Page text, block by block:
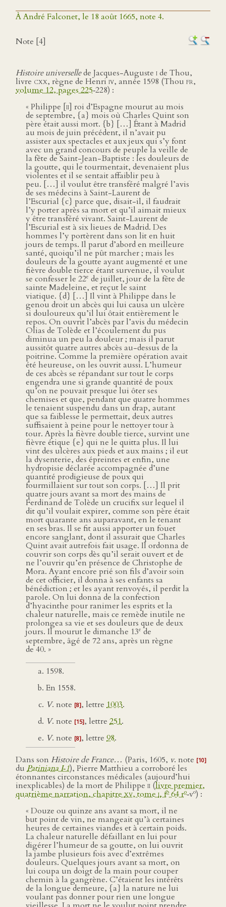
À André Falconet, le 18 août 1665, note 4.
Note [4]
Histoire universellede Jacques-Auguste ide Thou,
livre cxx, règne de Henriiv, année 1598 (Thou fr,
volume 12, pages 225‑228) :
« Philippe [ii] roi d’Espagne mourut au mois
de septembre, {a} mois où Charles Quint son
père était aussi mort. {b} […] Étant à Madrid
au mois de juin précédent, il n’avait pu
assister aux spectacles et aux jeux qui s’y font
avec un grand concours de peuple la veille de
la fête de Saint-Jean-Baptiste : les douleurs de
la goutte, qui le tourmentait, devenaient plus
violentes et il se sentait affaiblir peu à
peu. […] il voulut être transféré malgré l’avis
de ses médecins à Saint-Laurent de
l’Escurial {c} parce que, disait-il, il faudrait
l’y porter après sa mort et qu’il aimait mieux
y être transféré vivant. Saint-Laurent de
l’Escurial est à six lieues de Madrid. Des
hommes l’y portèrent dans son lit en huit
jours de temps. Il parut d’abord en meilleure
santé, quoiqu’il ne pût marcher ; mais les
douleurs de la goutte ayant augmenté et une
fièvre double tierce étant survenue, il voulut
se confesser le 22e de juillet, jour de la fête de
sainte Madeleine, et reçut le saint
viatique. {d} […] Il vint à Philippe dans le
genou droit un abcès qui lui causa un ulcère
si douloureux qu’il lui ôtait entièrement le
repos. On ouvrit l’abcès par l’avis du médecin
Olias de Tolède et l’écoulement du pus
diminua un peu la douleur ; mais il parut
aussitôt quatre autres abcès au-dessus de la
poitrine. Comme la première opération avait
été heureuse, on les ouvrit aussi. L’humeur
de ces abcès se répandant sur tout le corps
engendra une si grande quantité de poux
qu’on ne pouvait presque lui ôter ses
chemises et que, pendant que quatre hommes
le tenaient suspendu dans un drap, autant
que sa faiblesse le permettait, deux autres
suffisaient à peine pour le nettoyer tour à
tour. Après la fièvre double tierce, survint une
fièvre étique {e} qui ne le quitta plus. Il lui
vint des ulcères aux pieds et aux mains ; il eut
la dysenterie, des épreintes et enfin, une
hydropisie déclarée accompagnée d’une
quantité prodigieuse de poux qui
fourmillaient sur tout son corps. […] Il prit
quatre jours avant sa mort des mains de
Ferdinand de Tolède un crucifix sur lequel il
dit qu’il voulait expirer, comme son père était
mort quarante ans auparavant, en le tenant
en ses bras. Il se fit aussi apporter un fouet
encore sanglant, dont il assurait que Charles
Quint avait autrefois fait usage. Il ordonna de
couvrir son corps dès qu’il serait ouvert et de
ne l’ouvrir qu’en présence de Christophe de
Mora. Ayant encore prié son fils d’avoir soin
de cet officier, il donna à ses enfants sa
bénédiction ; et les ayant renvoyés, il perdit la
parole. On lui donna de la confection
d’hyacinthe pour ranimer les esprits et la
chaleur naturelle, mais ce remède inutile ne
prolongea sa vie et ses douleurs que de deux
jours. Il mourut le dimanche 13e de
septembre, âgé de 72 ans, après un règne
de 40. »
1598.
En 1558.
V. note [8], lettre 1003.
V. note [15], lettre 251.
V. note [8], lettre 98.
Dans son Histoire de France… (Paris, 1605, v. note [10]
du Patiniana I‑1), Pierre Matthieu a corroboré les
étonnantes circonstances médicales (aujourd’hui
inexplicables) de la mort de Philippeii (livre premier,
quatrième narration, chapitrexv, tomei, fo64 ro‑vo) :
« Douze ou quinze ans avant sa mort, il ne
but point de vin, ne mangeait qu’à certaines
heures de certaines viandes et à certain poids.
La chaleur naturelle défaillant en lui pour
digérer l’humeur de sa goutte, on lui ouvrit
la jambe plusieurs fois avec d’extrêmes
douleurs. Quelques jours avant sa mort, on
lui coupa un doigt de la main pour couper
chemin à la gangrène. C’étaient les intérêts
de la longue demeure, {a} la nature ne lui
voulant pas donner pour rien une longue